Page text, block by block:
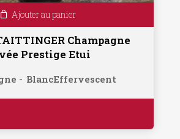
Ajouter au panier
Champagne
Prestige Etui
BlancEffervescent